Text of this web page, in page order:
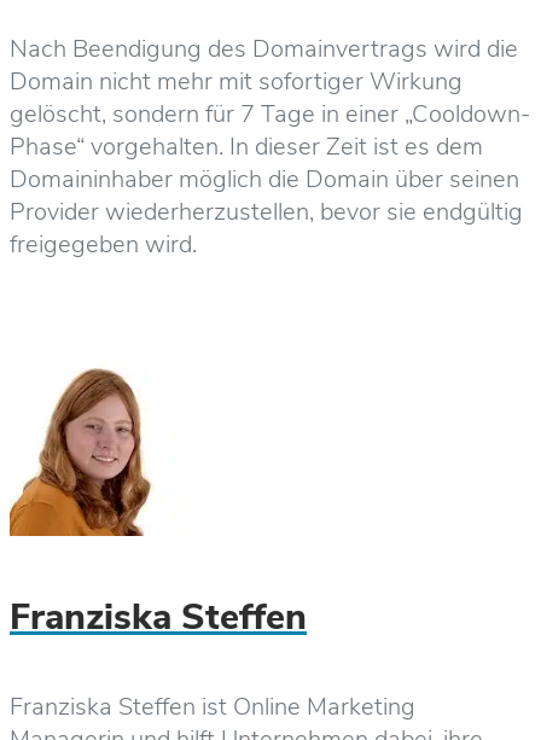
Nach Beendigung des Domainvertrags wird die
Domain nicht mehr mit sofortiger Wirkung
gelöscht, sondern für 7 Tage in einer „Cooldown-
Phase“ vorgehalten. In dieser Zeit ist es dem
Domaininhaber möglich die Domain über seinen
Provider wiederherzustellen, bevor sie endgültig
freigegeben wird.
Franziska Steffen
Franziska Steffen ist Online Marketing